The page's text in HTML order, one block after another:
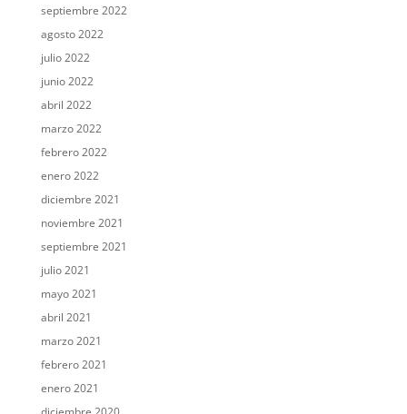
septiembre 2022
agosto 2022
julio 2022
junio 2022
abril 2022
marzo 2022
febrero 2022
enero 2022
diciembre 2021
noviembre 2021
septiembre 2021
julio 2021
mayo 2021
abril 2021
marzo 2021
febrero 2021
enero 2021